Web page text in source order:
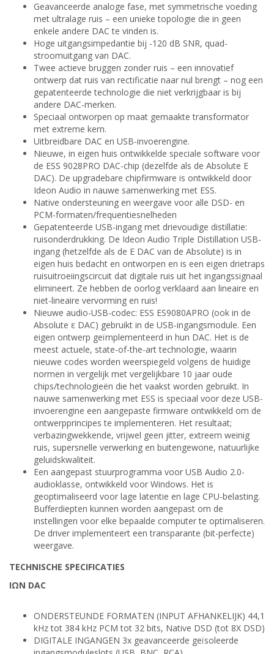
Geavanceerde analoge fase, met symmetrische voeding
met ultralage ruis – een unieke topologie die in geen
enkele andere DAC te vinden is.
Hoge uitgangsimpedantie bij -120 dB SNR, quad-
stroomuitgang van DAC.
Twee actieve bruggen zonder ruis – een innovatief
ontwerp dat ruis van rectificatie naar nul brengt – nog een
gepatenteerde technologie die niet verkrijgbaar is bij
andere DAC-merken.
Speciaal ontworpen op maat gemaakte transformator
met extreme kern.
Uitbreidbare DAC en USB-invoerengine.
Nieuwe, in eigen huis ontwikkelde speciale software voor
de ESS 9028PRO DAC-chip (dezelfde als de Absolute E
DAC). De upgradebare chipfirmware is ontwikkeld door
Ideon Audio in nauwe samenwerking met ESS.
Native ondersteuning en weergave voor alle DSD- en
PCM-formaten/frequentiesnelheden
Gepatenteerde USB-ingang met drievoudige distillatie:
ruisonderdrukking. De Ideon Audio Triple Distillation USB-
ingang (hetzelfde als de Ε DAC van de Absolute) is in
eigen huis bedacht en ontworpen en is een eigen drietraps
ruisuitroeiingscircuit dat digitale ruis uit het ingangssignaal
elimineert. Ze hebben de oorlog verklaard aan lineaire en
niet-lineaire vervorming en ruis!
Nieuwe audio-USB-codec: ESS ES9080APRO (ook in de
Absolute ε DAC) gebruikt in de USB-ingangsmodule. Een
eigen ontwerp geïmplementeerd in hun DAC. Het is de
meest actuele, state-of-the-art technologie, waarin
nieuwe codes worden weerspiegeld volgens de huidige
normen in vergelijk met vergelijkbare 10 jaar oude
chips/technologieën die het vaakst worden gebruikt. In
nauwe samenwerking met ESS is speciaal voor deze USB-
invoerengine een aangepaste firmware ontwikkeld om de
ontwerpprincipes te implementeren. Het resultaat;
verbazingwekkende, vrijwel geen jitter, extreem weinig
ruis, supersnelle verwerking en buitengewone, natuurlijke
geluidskwaliteit.
Een aangepast stuurprogramma voor USB Audio 2.0-
audioklasse, ontwikkeld voor Windows. Het is
geoptimaliseerd voor lage latentie en lage CPU-belasting.
Bufferdiepten kunnen worden aangepast om de
instellingen voor elke bepaalde computer te optimaliseren.
De driver implementeert een transparante (bit-perfecte)
weergave.
TECHNISCHE SPECIFICATIES
IΩN DAC
ONDERSTEUNDE FORMATEN (INPUT AFHANKELIJK) 44,1
kHz tot 384 kHz PCM tot 32 bits, Native DSD (tot 8X DSD)
DIGITALE INGANGEN 3x geavanceerde geïsoleerde